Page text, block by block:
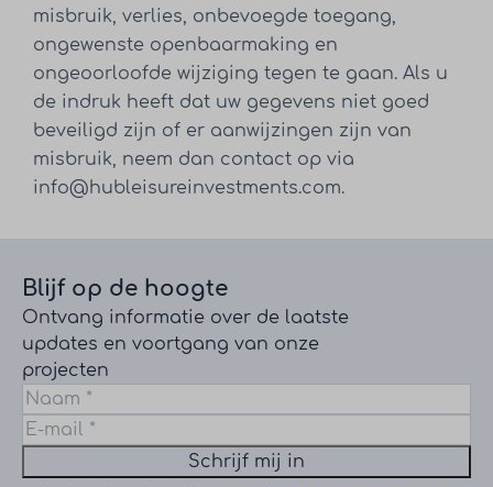
misbruik, verlies, onbevoegde toegang,
ongewenste openbaarmaking en
ongeoorloofde wijziging tegen te gaan. Als u
de indruk heeft dat uw gegevens niet goed
beveiligd zijn of er aanwijzingen zijn van
misbruik, neem dan contact op via
info@hubleisureinvestments.com.
Blijf op de hoogte
Ontvang informatie over de laatste
updates en voortgang van onze
projecten
Schrijf mij in